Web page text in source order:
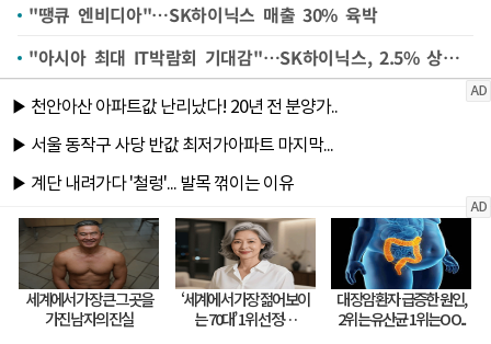
"땡큐 엔비디아"…SK하이닉스 매출 30% 육박
"아시아 최대 IT박람회 기대감"…SK하이닉스, 2.5% 상승 마감(종합)